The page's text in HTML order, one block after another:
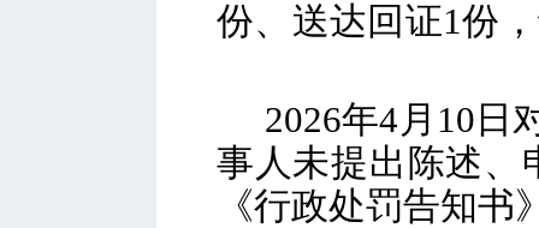
份、送达回证1份
2026年4月10日
事人未提出陈述、
《行政处罚告知